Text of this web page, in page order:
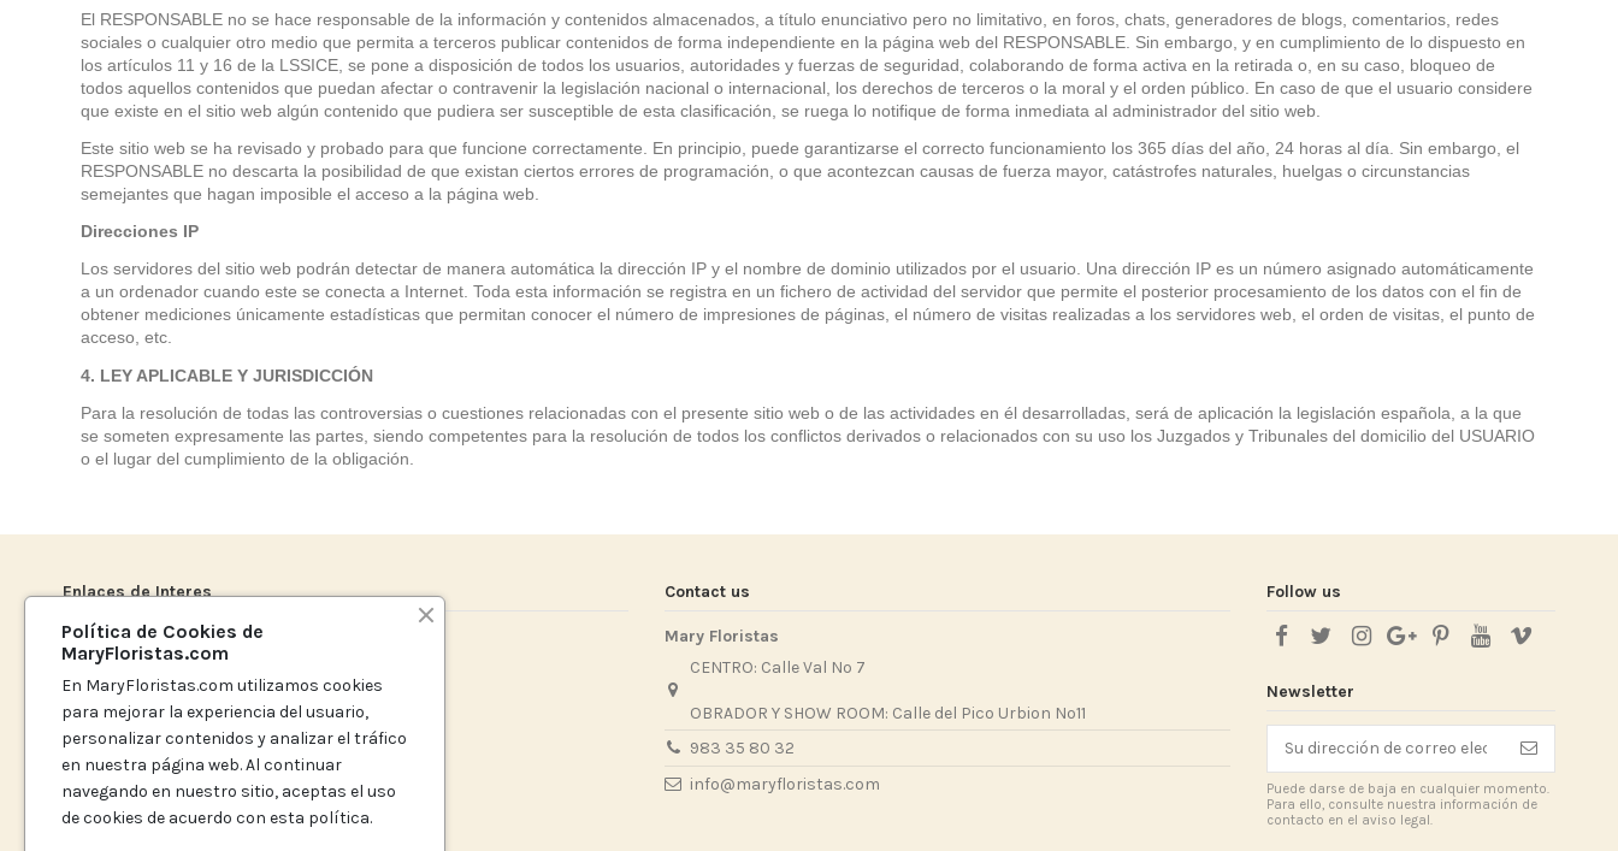
El RESPONSABLE no se hace responsable de la información y contenidos almacenados, a título enunciativo pero no limitativo, en foros, chats, generadores de blogs, comentarios, redes
sociales o cualquier otro medio que permita a terceros publicar contenidos de forma independiente en la página web del RESPONSABLE. Sin embargo, y en cumplimiento de lo dispuesto en
los artículos 11 y 16 de la LSSICE, se pone a disposición de todos los usuarios, autoridades y fuerzas de seguridad, colaborando de forma activa en la retirada o, en su caso, bloqueo de
todos aquellos contenidos que puedan afectar o contravenir la legislación nacional o internacional, los derechos de terceros o la moral y el orden público. En caso de que el usuario considere
que existe en el sitio web algún contenido que pudiera ser susceptible de esta clasificación, se ruega lo notifique de forma inmediata al administrador del sitio web.
Este sitio web se ha revisado y probado para que funcione correctamente. En principio, puede garantizarse el correcto funcionamiento los 365 días del año, 24 horas al día. Sin embargo, el
RESPONSABLE no descarta la posibilidad de que existan ciertos errores de programación, o que acontezcan causas de fuerza mayor, catástrofes naturales, huelgas o circunstancias
semejantes que hagan imposible el acceso a la página web.
Direcciones IP
Los servidores del sitio web podrán detectar de manera automática la dirección IP y el nombre de dominio utilizados por el usuario. Una dirección IP es un número asignado automáticamente
a un ordenador cuando este se conecta a Internet. Toda esta información se registra en un fichero de actividad del servidor que permite el posterior procesamiento de los datos con el fin de
obtener mediciones únicamente estadísticas que permitan conocer el número de impresiones de páginas, el número de visitas realizadas a los servidores web, el orden de visitas, el punto de
acceso, etc.
4. LEY APLICABLE Y JURISDICCIÓN
Para la resolución de todas las controversias o cuestiones relacionadas con el presente sitio web o de las actividades en él desarrolladas, será de aplicación la legislación española, a la que
se someten expresamente las partes, siendo competentes para la resolución de todos los conflictos derivados o relacionados con su uso los Juzgados y Tribunales del domicilio del USUARIO
o el lugar del cumplimiento de la obligación.
Enlaces de Interes
Politica de Privacidad
Política de Cookies
Términos y Condiciones de Venta y Devolución
Aviso Legal
Accesibilidad
Contact us
Mary Floristas
CENTRO: Calle Val Nº 7
OBRADOR Y SHOW ROOM: Calle del Pico Urbion Nº11
983 35 80 32
info@maryfloristas.com
Follow us
Newsletter
Puede darse de baja en cualquier momento.
Para ello, consulte nuestra información de
contacto en el aviso legal.
Política de Cookies de
MaryFloristas.com
En MaryFloristas.com utilizamos cookies
para mejorar la experiencia del usuario,
personalizar contenidos y analizar el tráfico
en nuestra página web. Al continuar
navegando en nuestro sitio, aceptas el uso
de cookies de acuerdo con esta política.